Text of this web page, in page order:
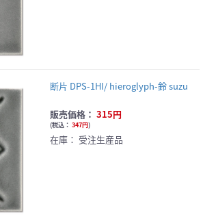
断片 DPS-1HI/ hieroglyph-鈴 suzu
販売価格： 315円
(税込： 347円)
在庫： 受注生産品